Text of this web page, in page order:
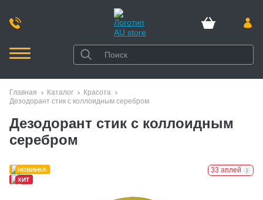
Главная Каталог
Красота
Дезодорант стик с коллоидным серебром
Дезодорант стик с коллоидным
серебром
33 аплей